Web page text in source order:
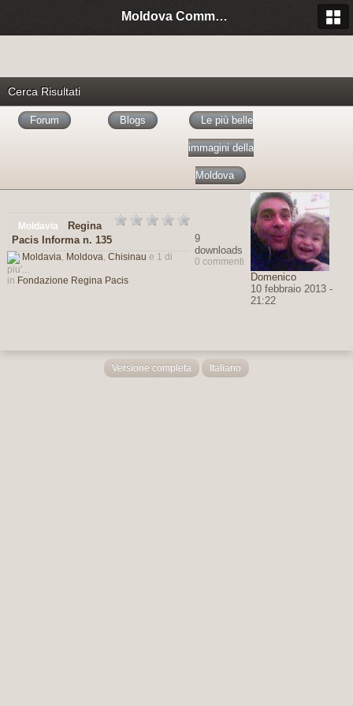
Moldova Community Italia
Cerca Risultati
Forum Blogs Le più belle
immagini della
Moldova
Moldavia
Regina
Pacis Informa n. 135
Moldavia Moldova Chisinau e 1 di
piu'...
in Fondazione Regina Pacis
9
downloads
0 commenti
Domenico
10 febbraio 2013 -
21:22
Versione completa Italiano